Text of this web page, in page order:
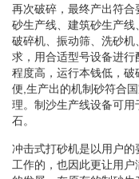
再次破碎，最终产出符
砂生产线、建筑砂生产
破碎机、振动筛、洗砂
求，用合适型号设备进
程度高，运行本钱低，
便,生产出的机制砂符合
理。制沙生产线设备可
石。
冲击式打砂机是以用户
工作的，也因此更让用